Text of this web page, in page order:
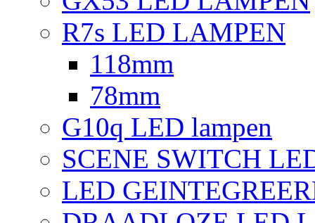
R7s LED LAMPEN
118mm
78mm
G10q LED lampen
SCENE SWITCH
LED